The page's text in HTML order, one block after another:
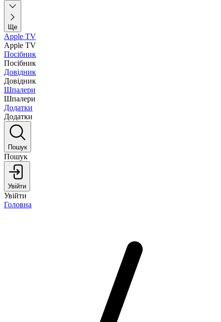
Ще
Apple TV
Apple TV
Посібник
Посібник
Довідник
Довідник
Шпалери
Шпалери
Додатки
Додатки
Пошук
Пошук
Увійти
Увійти
Головна